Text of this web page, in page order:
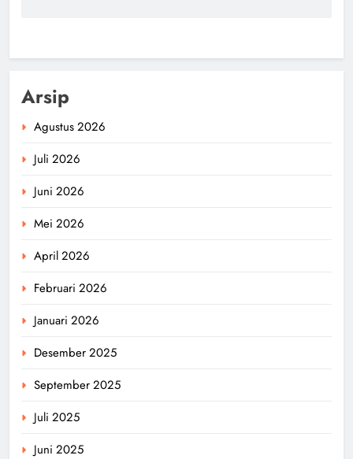
Arsip
Agustus 2026
Juli 2026
Juni 2026
Mei 2026
April 2026
Februari 2026
Januari 2026
Desember 2025
September 2025
Juli 2025
Juni 2025